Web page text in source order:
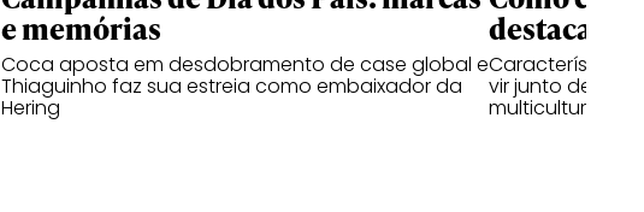
e memórias
Coca aposta em desdobramento de case global e
Thiaguinho faz sua estreia como embaixador da
Hering
destacam
Características
vir junto de
multiculturais